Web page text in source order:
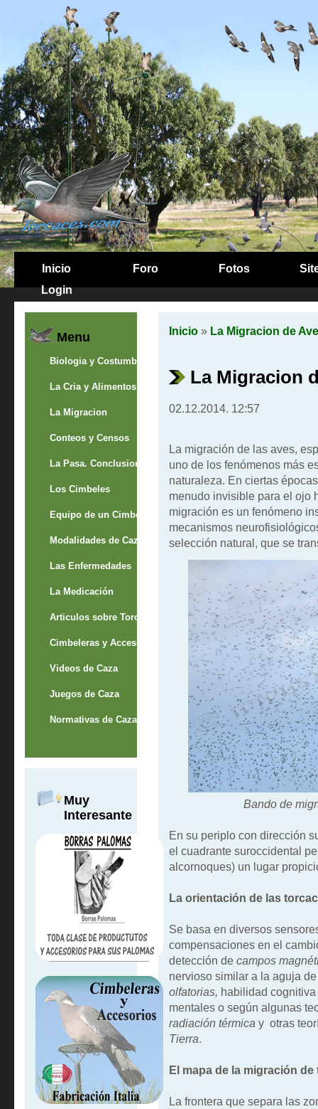
Inicio Foro Fotos
Login
Menu
Biologia y Costumbres
La Cria y Alimentos
La Migracion
Conteos y Censos
La Pasa. Conclusion
Los Cimbeles
Equipo de un Cimbelero
Modalidades de Caza
Las Enfermedades
La Medicación
Articulos sobre Torcaces
Cimbeleras y Accesorios
Videos de Caza
Juegos de Caza
Normativas de Caza
Muy
Interesante
Inicio» La Migracion de
La Migracion
02.12.2014. 12:57
La migración de las aves,
uno de los fenómenos más
naturaleza. En ciertas
menudo invisible para el ojo
migración es un fenómeno
mecanismos
selección natural, que se
Bando de
En su periplo con dirección
el cuadrante suroccidental
alcornoques) un lugar
La orientación de las
Se basa en diversos
compensaciones en el
detección de campos
nervioso similar a la aguja
olfatorias, habilidad
mentales o según algunas
radiación térmica y otras
Tierra.
El mapa de la migración de
La frontera que separa las